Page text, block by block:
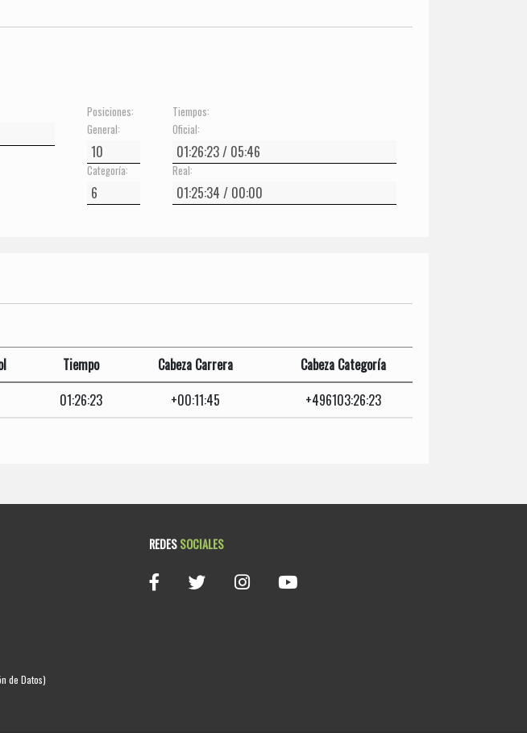
Posiciones:
General:
Categoría:
Tiempos:
Oficial:
Real:
Tiempo Cabeza Carrera
Cabeza Categoría
01:26:23 +00:11:45 +496103:26:23
de Datos)
REDESSOCIALES